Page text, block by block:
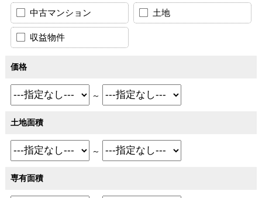
中古マンション 土地
収益物件
価格
～
土地面積
～
専有面積